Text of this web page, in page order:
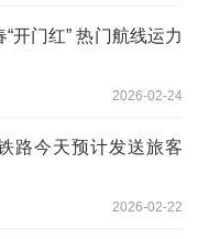
开门红” 热门航线运力
2026-02-24
路今天预计发送旅客
2026-02-22